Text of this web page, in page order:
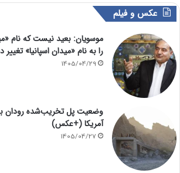
عکس و فیلم
موسویان: بعید نیست که نام
را به نام «میدان اسپانیا» تغییر
1405/04/29
وضعیت پل تخریب‌شده رودان
آمریکا (+عکس)
1405/04/27